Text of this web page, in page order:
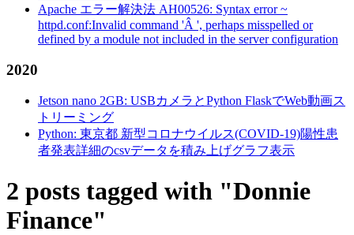
Apache エラー解決法 AH00526: Syntax error ~
httpd.conf:Invalid command 'Â ', perhaps misspelled or
defined by a module not included in the server configuration
2020
Jetson nano 2GB: USBカメラとPython FlaskでWeb動画ス
トリーミング
Python: 東京都 新型コロナウイルス(COVID-19)陽性患
者発表詳細のcsvデータを積み上げグラフ表示
2 posts tagged with "Donnie
Finance"